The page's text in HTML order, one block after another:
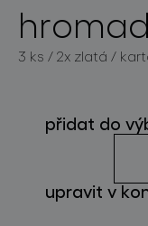
produkty
pro
3 ks / 2x zlatá /
přidat do
upravit v